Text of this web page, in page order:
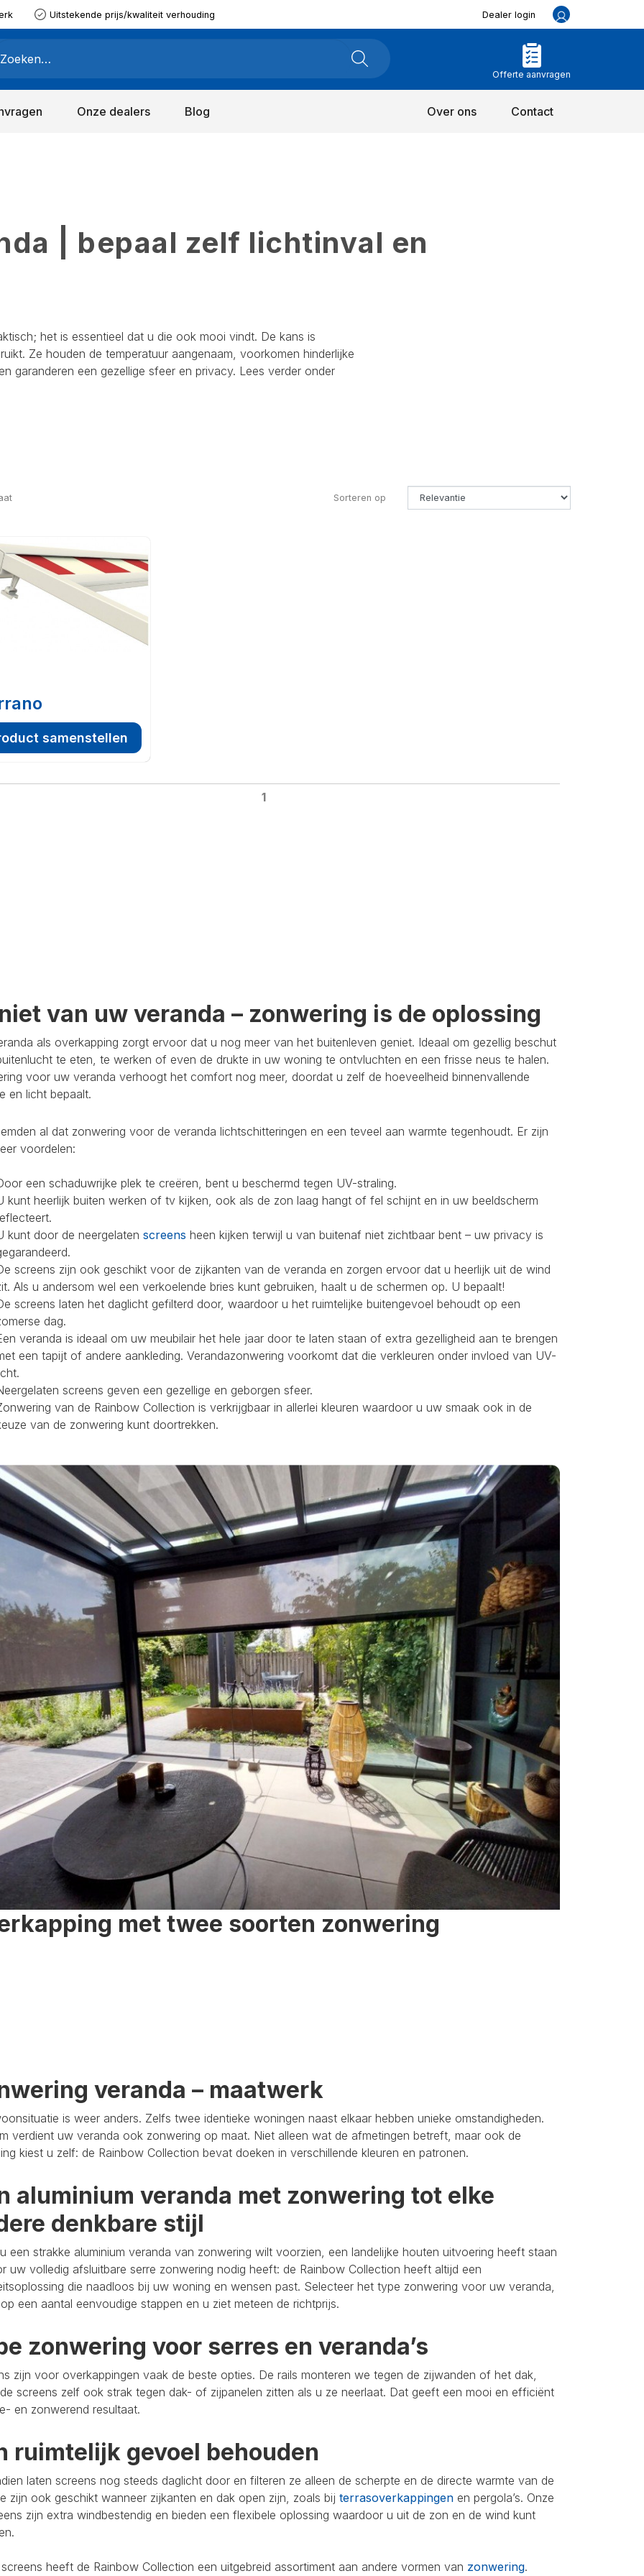
Uitstekende prijs/kwaliteit verhouding Dealer login
Offerte aanvragen
Onze dealers Blog Over ons Contact
| bepaal zelf lichtinval en
het is essentieel dat u die ook mooi vindt. De kans is
Ze houden de temperatuur aangenaam, voorkomen hinderlijke
garanderen een gezellige sfeer en privacy. Lees verder onder
Sorteren op
samenstellen
1
van uw veranda – zonwering is de oplossing
als overkapping zorgt ervoor dat u nog meer van het buitenleven geniet. Ideaal om gezellig beschut
te eten, te werken of even de drukte in uw woning te ontvluchten en een frisse neus te halen.
voor uw veranda verhoogt het comfort nog meer, doordat u zelf de hoeveelheid binnenvallende
en licht bepaalt.
al dat zonwering voor de veranda lichtschitteringen en een teveel aan warmte tegenhoudt. Er zijn
voordelen:
een schaduwrijke plek te creëren, bent u beschermd tegen UV-straling.
kunt heerlijk buiten werken of tv kijken, ook als de zon laag hangt of fel schijnt en in uw beeldscherm
kunt door de neergelaten screens heen kijken terwijl u van buitenaf niet zichtbaar bent – uw privacy is
screens zijn ook geschikt voor de zijkanten van de veranda en zorgen ervoor dat u heerlijk uit de wind
Als u andersom wel een verkoelende bries kunt gebruiken, haalt u de schermen op. U bepaalt!
screens laten het daglicht gefilterd door, waardoor u het ruimtelijke buitengevoel behoudt op een
dag.
veranda is ideaal om uw meubilair het hele jaar door te laten staan of extra gezelligheid aan te brengen
een tapijt of andere aankleding. Verandazonwering voorkomt dat die verkleuren onder invloed van UV-
screens geven een gezellige en geborgen sfeer.
van de Rainbow Collection is verkrijgbaar in allerlei kleuren waardoor u uw smaak ook in de
van de zonwering kunt doortrekken.
met twee soorten zonwering
veranda – maatwerk
is weer anders. Zelfs twee identieke woningen naast elkaar hebben unieke omstandigheden.
verdient uw veranda ook zonwering op maat. Niet alleen wat de afmetingen betreft, maar ook de
kiest u zelf: de Rainbow Collection bevat doeken in verschillende kleuren en patronen.
aluminium veranda met zonwering tot elke
denkbare stijl
een strakke aluminium veranda van zonwering wilt voorzien, een landelijke houten uitvoering heeft staan
uw volledig afsluitbare serre zonwering nodig heeft: de Rainbow Collection heeft altijd een
die naadloos bij uw woning en wensen past. Selecteer het type zonwering voor uw veranda,
een aantal eenvoudige stappen en u ziet meteen de richtprijs.
zonwering voor serres en veranda’s
zijn voor overkappingen vaak de beste opties. De rails monteren we tegen de zijwanden of het dak,
screens zelf ook strak tegen dak- of zijpanelen zitten als u ze neerlaat. Dat geeft een mooi en efficiënt
en zonwerend resultaat.
ruimtelijk gevoel behouden
laten screens nog steeds daglicht door en filteren ze alleen de scherpte en de directe warmte van de
zijn ook geschikt wanneer zijkanten en dak open zijn, zoals bij terrasoverkappingen en pergola’s. Onze
zijn extra windbestendig en bieden een flexibele oplossing waardoor u uit de zon en de wind kunt
heeft de Rainbow Collection een uitgebreid assortiment aan andere vormen van zonwering.